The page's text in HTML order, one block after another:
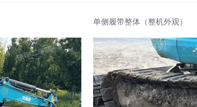
单侧履带整体（整机外观）